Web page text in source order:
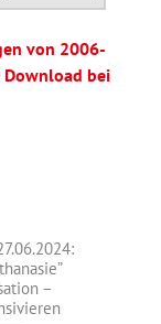
von 2006-
bei
–